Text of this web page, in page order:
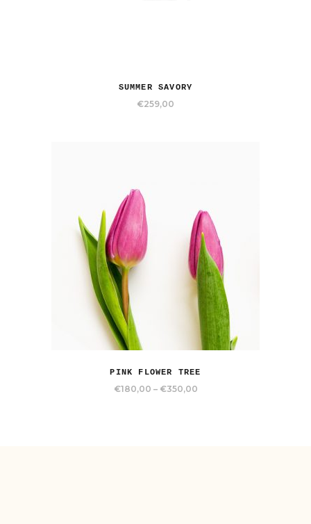
SUMMER SAVORY
€259,00
PINK FLOWER TREE
€180,00 – €350,00